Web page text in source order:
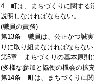
4 町は、まちづくりに関する
説明しなければならない。
(職員の責務)
第13条 職員は、公正かつ誠実
りに取り組まなければならない
第5章 まちづくりの基本原則
(多様な参加と協働の機会の拡
第14条 町は、まちづくりに